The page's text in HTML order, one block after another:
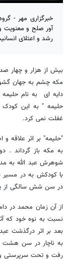
خبرگزاری مهر -
آور صلح و
رشد و اعتلای
مکه چشم به جهان
دایه ای به نام حلیمه
حلیمه " به این کودک
غفلت نمی کرد.
"حلیمه" بر اثر علاقه
به مکه باز گرداند .
شوهرش عبد الله به
با کودکش به در
در سن شش سالگی از
از آن زمان محمد در
نسبت به نوه خود که
بعد بر اثر درگذشت
به ناچار در سن هشت
رفت و تحت سرپرستی